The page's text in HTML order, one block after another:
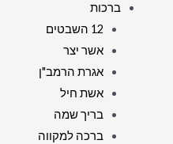
ברכות
12 השבטים
אשר יצר
אגרת הרמב"ן
אשת חיל
בריך שמה
ברכה למקווה